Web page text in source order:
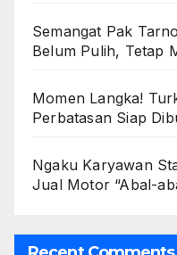
Semangat Pak
Belum Pulih, Tetap
Momen Langka!
Perbatasan Siap
Ngaku Karyawan
Jual Motor “Abal-